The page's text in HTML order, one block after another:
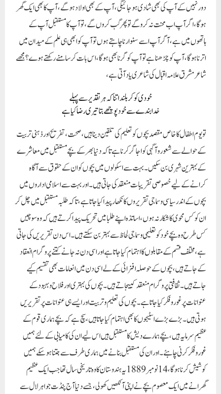
دور نہیں کے آپ کی بھی شادی ہوجائیگی، آپ کے بھی اولاد ہوگے، آپ کا بھی ایک گھر
ہوگا، اگر آپ اب محنت نہ کروگے تو پھر گب کروں گے، تو آپ کا مستقبل آپ کے
ہاتھوں میں ہے، آگر آپ اسے سنوارنا چاہتے ہوں تو آپ کو ابھی ہی علم کے میدان میں
اترنا ہوگا، آ پ کو چڑھنا ہے تو آپ کو گرنا بھی ہوگا، اس بات کر سامنے رکھتے ہوے؟مجھے
شاعر مشرق علامہ اقبال کی شاعری یاد آتی ہے،
خودی کو کر بلند اتنا کہ ہر تقدیر سے پہلے
خدا بندے سے خود پوچھے بتا تیری رضا کیا ہے
تو یوم اطفال کا خاص مقصد بچوں کو تعلیم کی تلقین دینا ہیں، صحت، تفریح اور ذہنی تربیت
کے حوالے سے شعوروآگہی کو اجاگر کرنا ہے تاکہ دنیا بھر کے بچے مستقبل میں معاشرے
کے بہترین شہری بن سکیں۔ بہت سے اسکولوں میں بچوں کو ان کے حقوق سے آگاہ
کرانے کے لیے خصوصی تقریبات منعقد کی جاتی ہیں۔ اور بہت سے اسلامی اداروں میں
بچوں کے اندر سیاسی وسماجی تقریروں کا نکھار پیدا کیا جاتا ہے، تاکہ طلبہ مستقبل میں چل کر
ان کو کس محوی کا شکار نہ ہوں،اساتذہ اپنے طلبا میں تحریک پیدا کرتے ہیں کہ وہ سوچیں
کس طرح وہ بچے خود کو تعلیمی و سماجی لحاظ سے بہتر بن سکتے ہیں۔ اس دن تقریریں کی جاتی
ہے، مختلف قسم کے مقابلوں کا اہتمام کیا جاتا ہے اور اسی دن نہ جانے کتنے پروگرام انعقاد
کے جاتے ہیں،بچوں کے حوصلہ افزائی کے لے اسی دن میں انعامات بھی تقسیم کیے
جاتے ہیں۔ ثقافتی پروگرام منعقد کییجاتے ہیں۔ بچوں کی بہتری اور فلاح و بہبود کے
عنوانات پر غوروفکر کیا جاتا ہے۔ بچوں کی تعلیم و تربیت اور ایسے ہی عنوانات پر تقریریں
ہوتی ہیں۔ بڑے بڑے اسٹیجوں کا بھی اہتمام کیا جاتا ہیں، سچ ہے کہ بچے ہماری قوم کے
عظیم سرمایہ ہیں، بچے ہمارے دیش کا مستقبل ہیں اس لیے ان کی کامیابی کے لئے ہمیں
غور و فکر کرنی چاہئے۔ اور ان کی مستقبل بنانے میں ہماری طرف سے جتنا ہوسکے ہمیں
کوشیش کرنا ہوگا، 14 نومبر1889 یہ ہندوستان کا وہ تاریخی سال تھا جب ایک عظیم
گھرانے میں ایک معصوم بچے نے اپنی آنکھیں کھولی، جسے دنیا آج پنڈت جواہرلال سے